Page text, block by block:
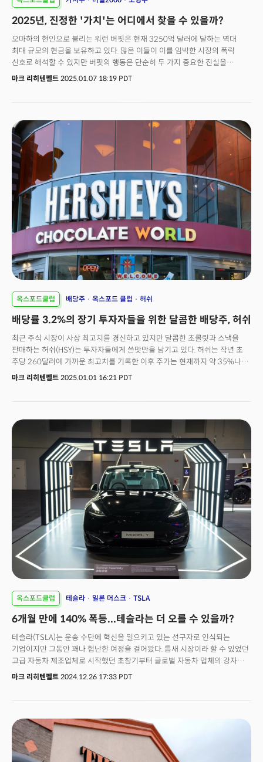
2025년, 진정한 '가치'는 어디에서 찾을 수 있을까?
오마하의 현인으로 불리는 워런 버핏은 현재 3250억 달러에 달하는 역대
최대 규모의 현금을 보유하고 있다. 많은 이들이 이를 임박한 시장의 폭락
신호로 해석할 수 있지만 버핏의 행동은 단순히 두 가지 중요한 진실을
반영하고 있다. 첫 번째 진실은 주식 투자에서 얻는 보상이 언제나 위험과
얻을 수 있는 추가 수익을 나타낸다.주식 투자는 안전자산인 국채보다 더 높은
위험을 감수해야 하므로 더 큰 수익을 기대할 수 있다. 그러나 현재 이 추가
수익에 대한 기대는 2000년대 초반 이후 가장 낮은 수준으로 하락했다. 이는
주식시장이 고평가되고 있다는 강력한 신호로 특히 대형주들이 지나치게 높은
밸류에이션으로 거래되고 있다는 점이 우려스럽다.현재 S&P500은 미래
수익의 약 25배 수준에서 거래되고 있다. 이는 역사적 평균을 훨씬 웃도는
수준으로 정상으로 돌아가려면 향후 10년간 매년 약 3%씩 가치가 하락해야
한다는 분석이 나온다.
마크 리히텐펠트 2025.01.07 18:19 PDT
옥스포드클럽 배당주 옥스포드 클럽 허쉬
배당률 3.2%의 장기 투자자들을 위한 달콤한 배당주, 허쉬
최근 주식 시장이 사상 최고치를 경신하고 있지만 달콤한 초콜릿과 스낵을
판매하는 허쉬(HSY)는 투자자들에게 쓴맛만을 남기고 있다. 허쉬는 작년 초
주당 260달러에 가까운 최고치를 기록한 이후 주가는 현재까지 약 35%나
하락한 170달러까지 떨어졌다. 하지만 리즈 피넛버터 컵에서 초콜릿
마크 리히텐펠트 2025.01.01 16:21 PDT
옥스포드클럽 테슬라 일론 머스크 TSLA
6개월 만에 140% 폭등...테슬라는 더 오를 수 있을까?
테슬라(TSLA)는 운송 수단에 혁신을 일으키고 있는 선구자로 인식되는
기업이지만 그동안 꽤나 험난한 여정을 걸어왔다. 틈새 시장이라 할 수 있었던
고급 자동차 제조업체로 시작했던 초창기부터 글로벌 자동차 업체의 강자로
자리매김한 현재에 이르기까지 테슬라는 자동차부터 에너지, 기술에 대한
최저점을 기록한 이후 주가는 453달러로 무려 300% 수준의 폭발적인
상승세를 보였다. 투자자들은 전기차 회사의 잠재력 외에도 인공지능
이니셔티브와 자율 주행 기술에 대한 잠재력에 큰 베팅을 하면서 지난 몇 달
동안 주가는 두 배가 넘게 올랐다.
마크 리히텐펠트 2024.12.26 17:33 PDT